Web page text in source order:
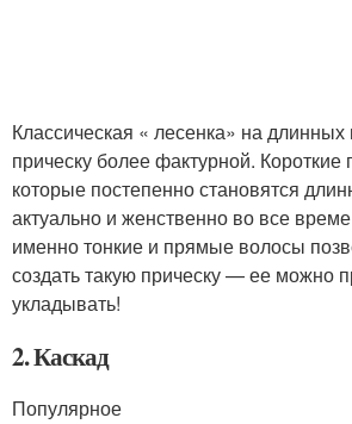
Классическая « лесенка» на длинных
прическу более фактурной. Короткие
которые постепенно становятся
актуально и женственно во все
именно тонкие и прямые волосы
создать такую прическу — ее можно
укладывать!
2. Каскад
Популярное